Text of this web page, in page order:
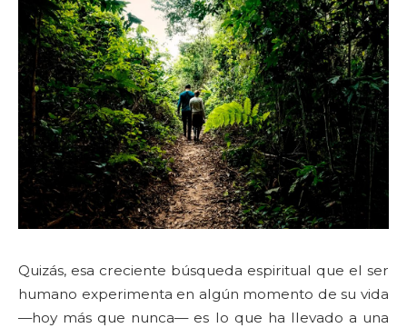
Quizás, esa creciente búsqueda espiritual que el ser
humano experimenta en algún momento de su vida
—hoy más que nunca— es lo que ha llevado a una